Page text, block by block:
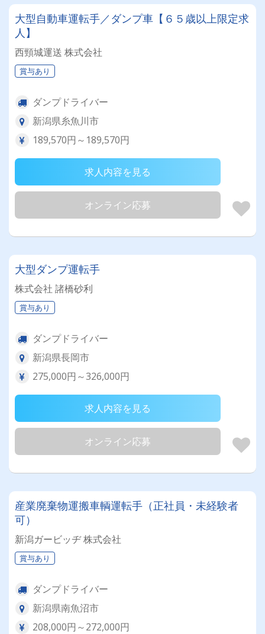
大型自動車運転手／ダンプ車【６５歳以上限定求
人】
西頸城運送 株式会社
賞与あり
ダンプドライバー
新潟県糸魚川市
189,570円～189,570円
求人内容を見る
オンライン応募
大型ダンプ運転手
株式会社 諸橋砂利
賞与あり
ダンプドライバー
新潟県長岡市
275,000円～326,000円
求人内容を見る
オンライン応募
産業廃棄物運搬車輌運転手（正社員・未経験者
可）
新潟ガービッヂ 株式会社
賞与あり
ダンプドライバー
新潟県南魚沼市
208,000円～272,000円